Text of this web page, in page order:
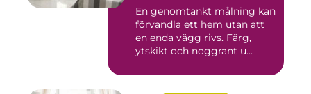
En genomtänkt målning kan
förvandla ett hem utan att
en enda vägg rivs. Färg,
ytskikt och noggrant u...